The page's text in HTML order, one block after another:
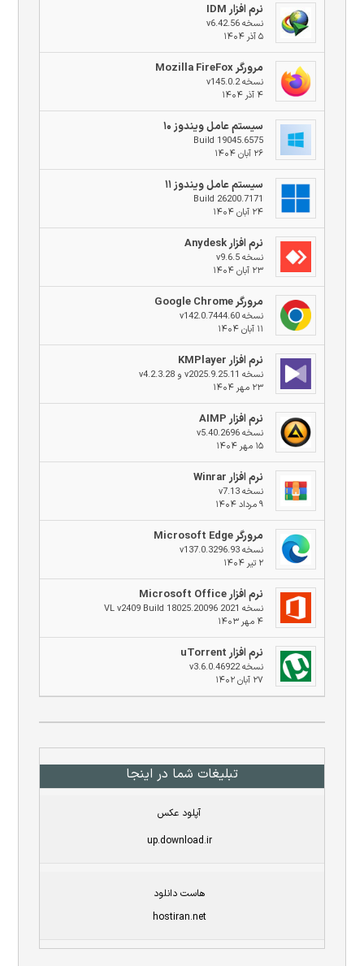
نرم افزار IDM
نسخه v6.42.56
۵ آذر ۱۴۰۴
مرورگر Mozilla FireFox
نسخه v145.0.2
۴ آذر ۱۴۰۴
سیستم عامل ویندوز ۱۰
Build 19045.6575
۲۶ آبان ۱۴۰۴
سیستم عامل ویندوز ۱۱
Build 26200.7171
۲۴ آبان ۱۴۰۴
نرم افزار Anydesk
نسخه v9.6.5
۲۳ آبان ۱۴۰۴
مرورگر Google Chrome
نسخه v142.0.7444.60
۱۱ آبان ۱۴۰۴
نرم افزار KMPlayer
نسخه v2025.9.25.11 و v4.2.3.28
۲۳ مهر ۱۴۰۴
نرم افزار AIMP
نسخه v5.40.2696
۱۵ مهر ۱۴۰۴
نرم افزار Winrar
نسخه v7.13
۹ مرداد ۱۴۰۴
مرورگر Microsoft Edge
نسخه v137.0.3296.93
۲ تیر ۱۴۰۴
نرم افزار Microsoft Office
نسخه 2021 VL v2409 Build 18025.20096
۴ مهر ۱۴۰۳
نرم افزار uTorrent
نسخه v3.6.0.46922
۲۷ آبان ۱۴۰۲
تبلیغات شما در اینجا
آپلود عکس
up.download.ir
هاست دانلود
hostiran.net